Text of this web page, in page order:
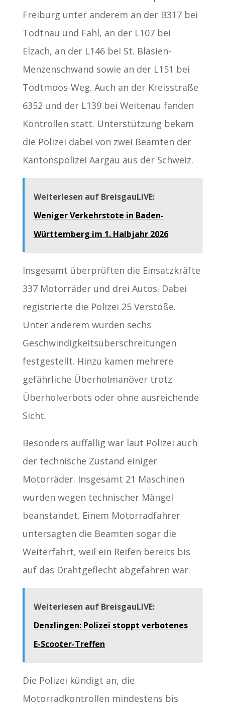
Freiburg unter anderem an der B317 bei
Todtnau und Fahl, an der L107 bei
Elzach, an der L146 bei St. Blasien-
Menzenschwand sowie an der L151 bei
Todtmoos-Weg. Auch an der Kreisstraße
6352 und der L139 bei Weitenau fanden
Kontrollen statt. Unterstützung bekam
die Polizei dabei von zwei Beamten der
Kantonspolizei Aargau aus der Schweiz.
Weiterlesen auf BreisgauLIVE:
Weniger Verkehrstote in Baden-
Württemberg im 1. Halbjahr 2026
Insgesamt überprüften die Einsatzkräfte
337 Motorräder und drei Autos. Dabei
registrierte die Polizei 25 Verstöße.
Unter anderem wurden sechs
Geschwindigkeitsüberschreitungen
festgestellt. Hinzu kamen mehrere
gefährliche Überholmanöver trotz
Überholverbots oder ohne ausreichende
Sicht.
Besonders auffällig war laut Polizei auch
der technische Zustand einiger
Motorräder. Insgesamt 21 Maschinen
wurden wegen technischer Mängel
beanstandet. Einem Motorradfahrer
untersagten die Beamten sogar die
Weiterfahrt, weil ein Reifen bereits bis
auf das Drahtgeflecht abgefahren war.
Weiterlesen auf BreisgauLIVE:
Denzlingen: Polizei stoppt verbotenes
E-Scooter-Treffen
Die Polizei kündigt an, die
Motorradkontrollen mindestens bis